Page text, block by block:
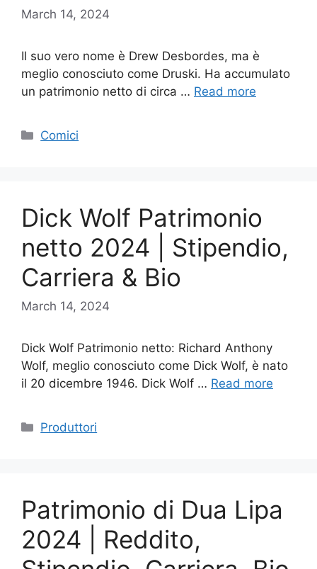
March 14, 2024
Il suo vero nome è Drew Desbordes, ma è
meglio conosciuto come Druski. Ha accumulato
un patrimonio netto di circa … Read more
Categories
Comici
Dick Wolf Patrimonio
netto 2024 | Stipendio,
Carriera & Bio
March 14, 2024
Dick Wolf Patrimonio netto: Richard Anthony
Wolf, meglio conosciuto come Dick Wolf, è nato
il 20 dicembre 1946. Dick Wolf … Read more
Categories
Produttori
Patrimonio di Dua Lipa
2024 | Reddito,